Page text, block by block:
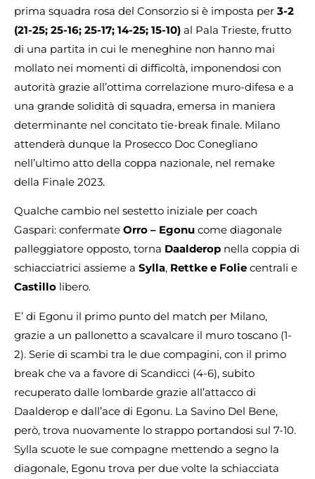
prima squadra rosa del Consorzio si è imposta per 3-2
(21-25; 25-16; 25-17; 14-25; 15-10) al Pala Trieste, frutto
di una partita in cui le meneghine non hanno mai
mollato nei momenti di difficoltà, imponendosi con
autorità grazie all’ottima correlazione muro-difesa e a
una grande solidità di squadra, emersa in maniera
determinante nel concitato tie-break finale. Milano
attenderà dunque la Prosecco Doc Conegliano
nell’ultimo atto della coppa nazionale, nel remake
della Finale 2023.
Qualche cambio nel sestetto iniziale per coach
Gaspari: confermate Orro – Egonu come diagonale
palleggiatore opposto, torna Daalderop nella coppia di
schiacciatrici assieme a Sylla, Rettke e Folie centrali e
Castillo libero.
E’ di Egonu il primo punto del match per Milano,
grazie a un pallonetto a scavalcare il muro toscano (1-
2). Serie di scambi tra le due compagini, con il primo
break che va a favore di Scandicci (4-6), subito
recuperato dalle lombarde grazie all’attacco di
Daalderop e dall’ace di Egonu. La Savino Del Bene,
però, trova nuovamente lo strappo portandosi sul 7-10.
Sylla scuote le sue compagne mettendo a segno la
diagonale, Egonu trova per due volte la schiacciata